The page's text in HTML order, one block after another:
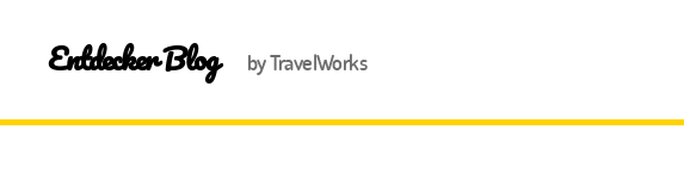
Entdecker Blog by TravelWorks